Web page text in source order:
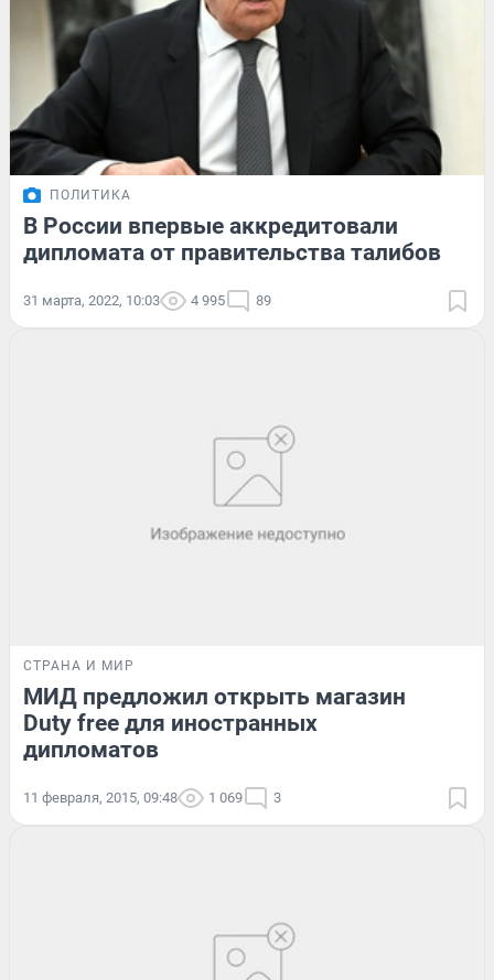
ПОЛИТИКА
В России впервые аккредитовали
дипломата от правительства талибов
31 марта, 2022, 10:03 4 995 89
СТРАНА И МИР
МИД предложил открыть магазин
Duty free для иностранных
дипломатов
11 февраля, 2015, 09:48 1 069 3